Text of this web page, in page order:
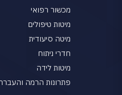
מכשור רפואי
מיטות טיפולים
מיטה סיעודית
חדרי ניתוח
מיטות לידה
פתרונות הרמה